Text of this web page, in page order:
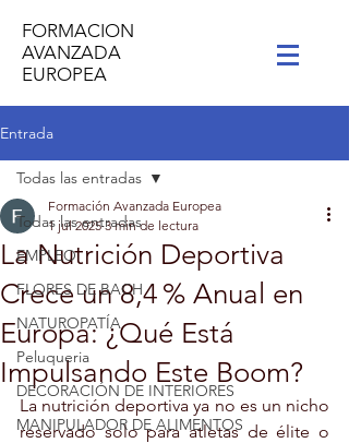
FORMACION
AVANZADA
EUROPEA
Entrada
Todas las entradas
EMPLEO
FLORES DE BACH
NATUROPATÍA
Peluqueria
DECORACIÓN DE INTERIORES
MANIPULADOR DE ALIMENTOS
Todas las entradas
La Nutrición Deportiva
Crece un 8,4 % Anual en
Europa: ¿Qué Está
Impulsando Este Boom?
Formación Avanzada Europea
1 jul 2025 3 min de lectura
La nutrición deportiva ya no es un nicho
reservado solo para atletas de élite o